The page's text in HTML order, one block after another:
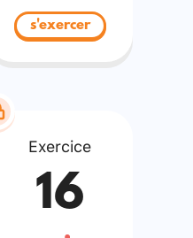
s'exercer
Exercice
16